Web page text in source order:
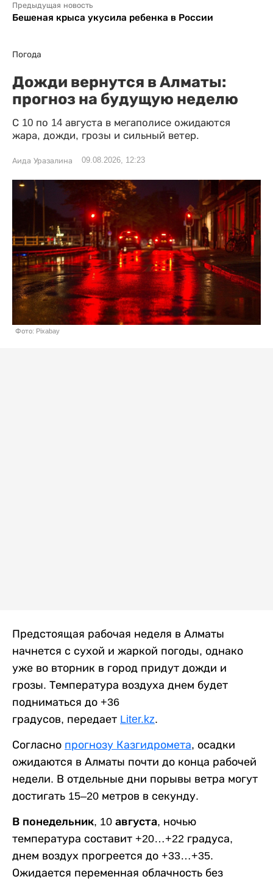
Предыдущая новость
Бешеная крыса укусила ребенка в России
Погода
Дожди вернутся в Алматы:
прогноз на будущую неделю
С 10 по 14 августа в мегаполисе ожидаются
жара, дожди, грозы и сильный ветер.
Аида Уразалина 09.08.2026, 12:23
Фото: Pixabay
Предстоящая рабочая неделя в Алматы
начнется с сухой и жаркой погоды, однако
уже во вторник в город придут дожди и
грозы. Температура воздуха днем будет
подниматься до +36
градусов, передает Liter.kz.
Согласно прогнозу Казгидромета, осадки
ожидаются в Алматы почти до конца рабочей
недели. В отдельные дни порывы ветра могут
достигать 15–20 метров в секунду.
В понедельник, 10 августа, ночью
температура составит +20…+22 градуса,
днем воздух прогреется до +33…+35.
Ожидается переменная облачность без